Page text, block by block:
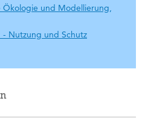
Ökologie und Modellierung
- Nutzung und Schutz